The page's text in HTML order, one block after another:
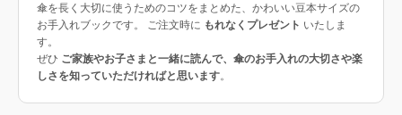
傘を長く大切に使うためのコツをまとめた、かわいい豆本サイズの
お手入れブックです。 ご注文時に もれなくプレゼント いたしま
す。
ぜひ ご家族やお子さまと一緒に読んで、傘のお手入れの大切さや楽
しさを知っていただければと思います。